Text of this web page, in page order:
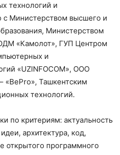
технологий и
с Министерством высшего и
Министерством
«Камолот», ГУП Центром
и
«UZINFOCOM», ООО
«BePro», Ташкентским
технологий.
по критериям: актуальность
архитектура, код,
открытого программного